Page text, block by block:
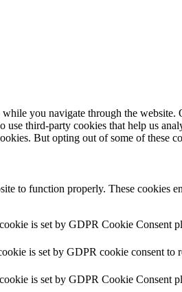
you navigate through the website.
third-party cookies that help us
But opting out of some of these
to function properly. These cookies
is set by GDPR Cookie Consent
is set by GDPR cookie consent to
is set by GDPR Cookie Consent